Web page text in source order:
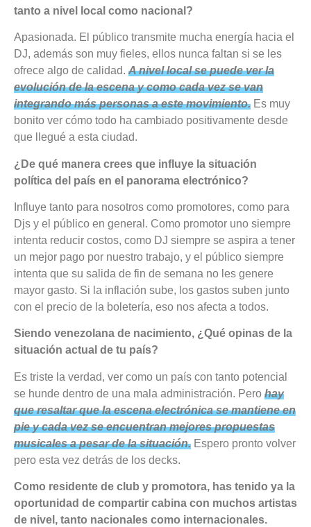
tanto a nivel local como nacional?
Apasionada. El público transmite mucha energía hacia el
DJ, además son muy fieles, ellos nunca faltan si se les
ofrece algo de calidad. A nivel local se puede ver la
evolución de la escena y como cada vez se van
integrando más personas a este movimiento. Es muy
bonito ver cómo todo ha cambiado positivamente desde
que llegué a esta ciudad.
¿De qué manera crees que influye la situación
política del país en el panorama electrónico?
Influye tanto para nosotros como promotores, como para
Djs y el público en general. Como promotor uno siempre
intenta reducir costos, como DJ siempre se aspira a tener
un mejor pago por nuestro trabajo, y el público siempre
intenta que su salida de fin de semana no les genere
mayor gasto. Si la inflación sube, los gastos suben junto
con el precio de la boletería, eso nos afecta a todos.
Siendo venezolana de nacimiento, ¿Qué opinas de la
situación actual de tu país?
Es triste la verdad, ver como un país con tanto potencial
se hunde dentro de una mala administración. Pero hay
que resaltar que la escena electrónica se mantiene en
pie y cada vez se encuentran mejores propuestas
musicales a pesar de la situación. Espero pronto volver
pero esta vez detrás de los decks.
Como residente de club y promotora, has tenido ya la
oportunidad de compartir cabina con muchos artistas
de nivel, tanto nacionales como internacionales.